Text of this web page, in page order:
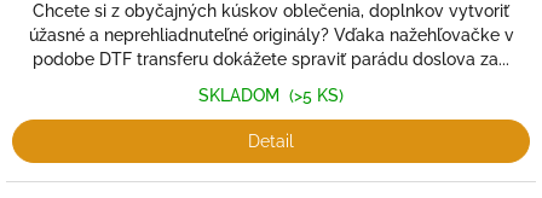
Chcete si z obyčajných kúskov oblečenia, doplnkov vytvoriť
úžasné a neprehliadnuteľné originály? Vďaka nažehľovačke v
podobe DTF transferu dokážete spraviť parádu doslova za...
SKLADOM (>5 KS)
Detail